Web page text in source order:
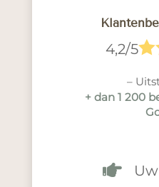
4,2/5
–
+ dan 1 200
